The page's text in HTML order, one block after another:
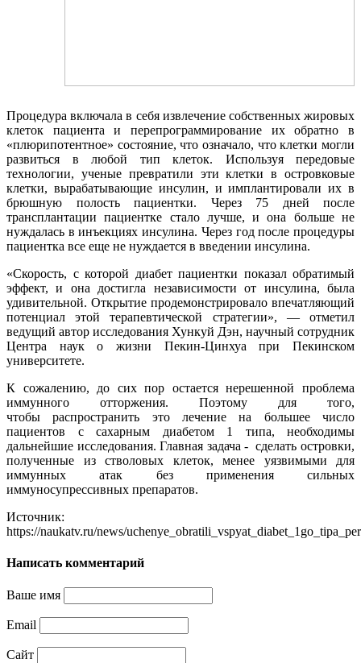
Процедура включала в себя извлечение собственных жировых
клеток пациента и перепрограммирование их обратно в
«плюрипотентное» состояние, что означало, что клетки могли
развиться в любой тип клеток. Используя передовые
технологии, ученые превратили эти клетки в островковые
клетки, вырабатывающие инсулин, и имплантировали их в
брюшную полость пациентки. Через 75 дней после
трансплантации пациентке стало лучше, и она больше не
нуждалась в инъекциях инсулина. Через год после процедуры
пациентка все еще не нуждается в введении инсулина.
«Скорость, с которой диабет пациентки показал обратимый
эффект, и она достигла независимости от инсулина, была
удивительной. Открытие продемонстрировало впечатляющий
потенциал этой терапевтической стратегии», — отметил
ведущий автор исследования Хункуй Дэн, научный сотрудник
Центра наук о жизни Пекин-Цинхуа при Пекинском
университете.
К сожалению, до сих пор остается нерешенной проблема
иммунного отторжения. Поэтому для того,
чтобы распространить это лечение на большее число
пациентов с сахарным диабетом 1 типа, необходимы
дальнейшие исследования. Главная задача - сделать островки,
полученные из стволовых клеток, менее уязвимыми для
иммунных атак без применения сильных
иммуносупрессивных препаратов.
Источник:
https://naukatv.ru/news/
Написать комментарий
Ваше имя
Email
Сайт